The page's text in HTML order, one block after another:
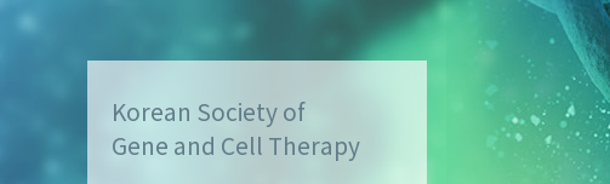
Korean Society of
Gene and Cell Therapy